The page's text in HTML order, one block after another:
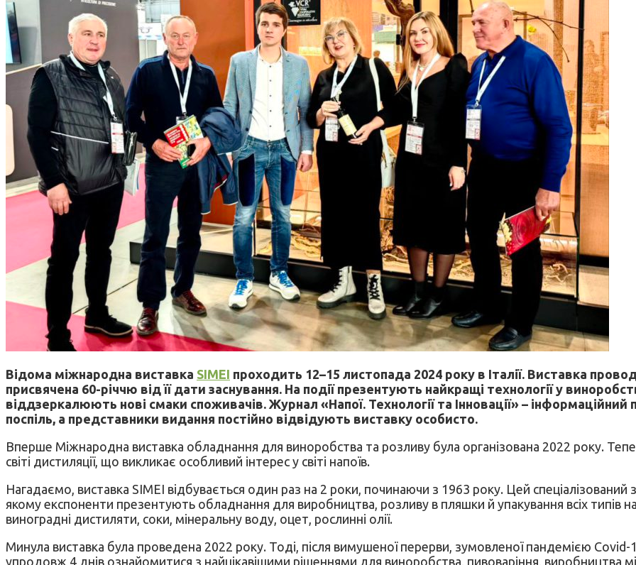
Відома міжнародна виставка SIMEI проходить 12–15 листопада 2024 року в Італії. Виставка
присвячена 60-річчю від її дати заснування. На події презентують найкращі технології у
віддзеркалюють нові смаки споживачів. Журнал «Напої. Технології та Інновації» –
поспіль, а представники видання постійно відвідують виставку особисто.
Вперше Міжнародна виставка обладнання для виноробства та розливу була організована 2022 року.
світі дистиляції, що викликає особливий інтерес у світі напоїв.
Нагадаємо, виставка SIMEI відбувається один раз на 2 роки, починаючи з 1963 року. Цей
якому експоненти презентують обладнання для виробництва, розливу в пляшки й упакування всіх типів
виноградні дистиляти, соки, мінеральну воду, оцет, рослинні олії.
Минула виставка була проведена 2022 року. Тоді, після вимушеної перерви, зумовленої пандемією Covid-
упродовж 4 днів ознайомитися з найцікавішими рішеннями для виноробства, пивоваріння, виробництва